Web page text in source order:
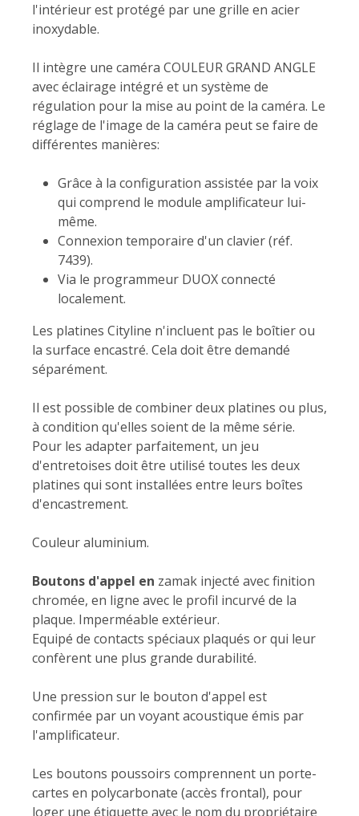
l'intérieur est protégé par une grille en acier
inoxydable.
Il intègre une caméra COULEUR GRAND ANGLE
avec éclairage intégré et un système de
régulation pour la mise au point de la caméra. Le
réglage de l'image de la caméra peut se faire de
différentes manières:
Grâce à la configuration assistée par la voix
qui comprend le module amplificateur lui-
même.
Connexion temporaire d'un clavier (réf.
7439).
Via le programmeur DUOX connecté
localement.
Les platines Cityline n'incluent pas le boîtier ou
la surface encastré. Cela doit être demandé
séparément.
Il est possible de combiner deux platines ou plus,
à condition qu'elles soient de la même série.
Pour les adapter parfaitement, un jeu
d'entretoises doit être utilisé toutes les deux
platines qui sont installées entre leurs boîtes
d'encastrement.
Couleur aluminium.
Boutons d'appel en zamak injecté avec finition
chromée, en ligne avec le profil incurvé de la
plaque. Imperméable extérieur.
Equipé de contacts spéciaux plaqués or qui leur
confèrent une plus grande durabilité.
Une pression sur le bouton d'appel est
confirmée par un voyant acoustique émis par
l'amplificateur.
Les boutons poussoirs comprennent un porte-
cartes en polycarbonate (accès frontal), pour
loger une étiquette avec le nom du propriétaire